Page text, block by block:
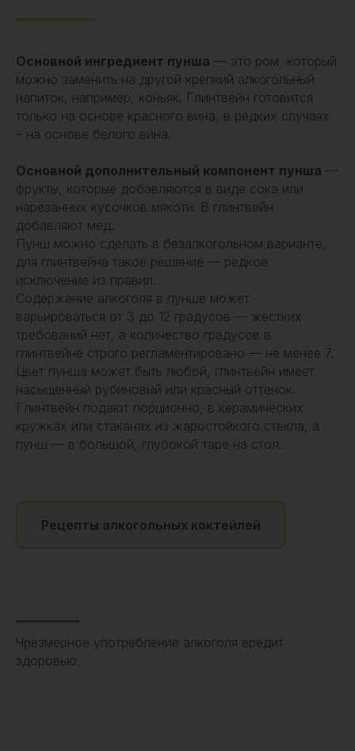
Основной ингредиент пунша — это ром, который
можно заменить на другой крепкий алкогольный
напиток, например, коньяк. Глинтвейн готовится
только на основе красного вина, в редких случаях
– на основе белого вина.
Основной дополнительный компонент пунша —
фрукты, которые добавляются в виде сока или
нарезанных кусочков мякоти. В глинтвейн
добавляют мёд.
Пунш можно сделать в безалкогольном варианте,
для глинтвейна такое решение — редкое
исключение из правил.
Содержание алкоголя в пунше может
варьироваться от 3 до 12 градусов — жёстких
требований нет, а количество градусов в
глинтвейне строго регламентировано — не менее 7.
Цвет пунша может быть любой, глинтвейн имеет
насыщенный рубиновый или красный оттенок.
Глинтвейн подают порционно, в керамических
кружках или стаканах из жаростойкого стекла, а
пунш — в большой, глубокой таре на стол.
Рецепты алкогольных коктейлей
Чрезмерное употребление алкоголя вредит
здоровью.